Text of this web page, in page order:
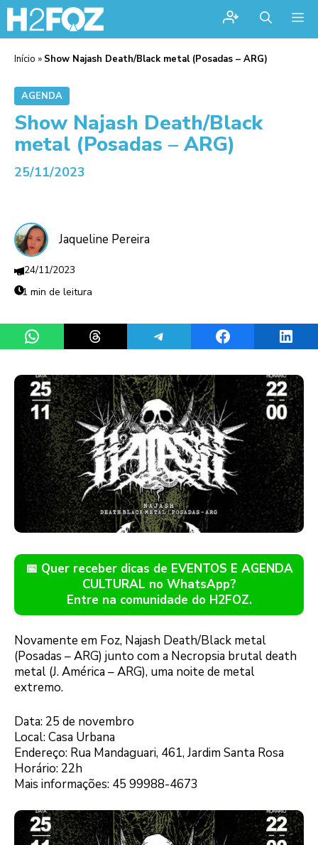
Início » Show Najash Death/Black metal (Posadas – ARG)
AGENDA
Show Najash Death/Black
metal (Posadas – ARG)
25/11/2023
Jaqueline Pereira
24/11/2023
1 min de leitura
Share on WhatsAppShare on ThreadsShare on TelegramShare on Facebook
📅 Quer receber dicas de EVENTOS E AGENDA
CULTURAL no WhatsApp?
Entre na comunidade do H2FOZ.
Novamente em Foz, Najash Death/Black metal
(Posadas – ARG) junto com a Necropsia brutal death
metal (J. América – ARG), uma noite de metal
extremo.
Data: 25 de novembro
Local: Casa Urbana
Endereço: Rua Mandaguari, 461, Jardim Santa Rosa
Horário: 22h
Mais informações: 45 99988-4673